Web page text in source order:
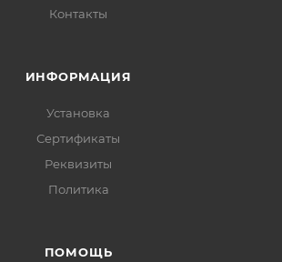
Контакты
ИНФОРМАЦИЯ
Установка
Сертификаты
Реквизиты
Политика
ПОМОЩЬ